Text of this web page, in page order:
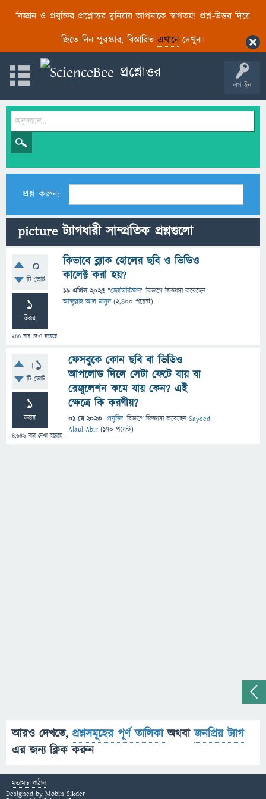
বিজ্ঞান ও প্রযুক্তির প্রশ্নোত্তর দুনিয়ায় আপনাকে স্বাগতম! প্রশ্ন-উত্তর দিয়ে
জিতে নিন পুরস্কার, বিস্তারিত এখানেদেখুন।
লগ ইন
প্রশ্ন করুন:
picture ট্যাগধারী সাম্প্রতিক প্রশ্নগুলো
0
টি ভোট
1
উত্তর
244 বার দেখা হয়েছে
কিভাবে ব্ল্যাক হোলের ছবি ও ভিডিও
কালেক্ট করা হয়?
19 এপ্রিল 2025 "জ্যোতির্বিজ্ঞান" বিভাগে জিজ্ঞাসাকরেছেন
আব্দুল্লাহ আল মাসুদ (2,400 পয়েন্ট)
+1
টি ভোট
1
উত্তর
4,646 বার দেখা হয়েছে
ফেসবুকে কোন ছবি বা ভিডিও
আপলোড দিলে সেটা ফেটে যায় বা
রেজুলেশন কমে যায় কেন? এই
ক্ষেত্রে কি করণীয়?
01 মে 2023 "প্রযুক্তি" বিভাগে জিজ্ঞাসাকরেছেনSayeed
Alaul Abir (170 পয়েন্ট)
আরও দেখতে, প্রশ্নসমূহের পূর্ণ তালিকাঅথবাজনপ্রিয় ট্যাগ
এর জন্য ক্লিক করুন
মতামত পাঠান
Designed by Mobin Sikder